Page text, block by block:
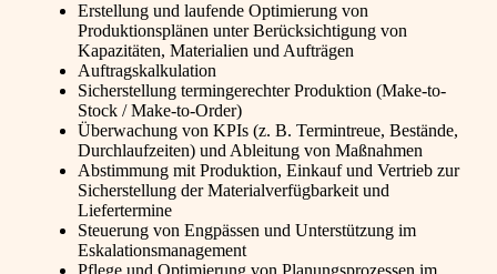
Erstellung und laufende Optimierung von
Produktionsplänen unter Berücksichtigung von
Kapazitäten, Materialien und Aufträgen
Auftragskalkulation
Sicherstellung termingerechter Produktion (Make-to-
Stock / Make-to-Order)
Überwachung von KPIs (z. B. Termintreue, Bestände,
Durchlaufzeiten) und Ableitung von Maßnahmen
Abstimmung mit Produktion, Einkauf und Vertrieb zur
Sicherstellung der Materialverfügbarkeit und
Liefertermine
Steuerung von Engpässen und Unterstützung im
Eskalationsmanagement